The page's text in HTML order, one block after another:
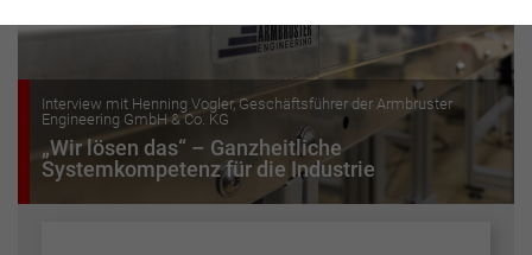
„Wir lösen das“ – Ganzheitliche
Systemkompetenz für die Industrie
Interview mit Henning Vogler, Geschäftsführer der Armbruster
Engineering GmbH & Co. KG